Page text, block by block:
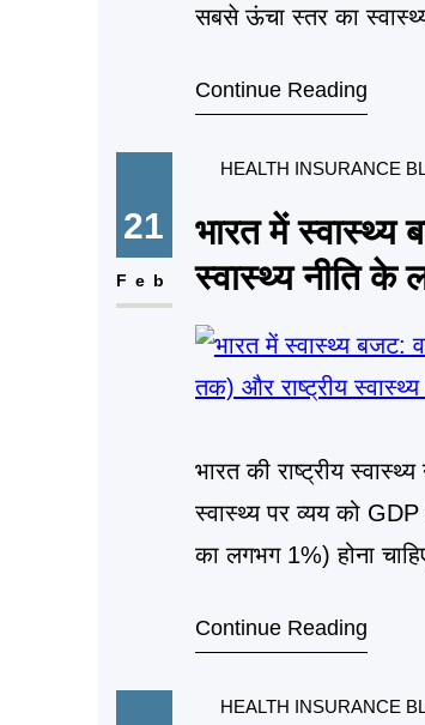
सबसे ऊंचा स्तर का
Continue Reading
21
Feb
HEALTH INSURANCE
भारत में स्वास्थ्य
स्वास्थ्य नीति के
भारत की राष्ट्रीय
स्वास्थ्य पर व्यय को
का लगभग 1%) होना
Continue Reading
HEALTH INSURANCE